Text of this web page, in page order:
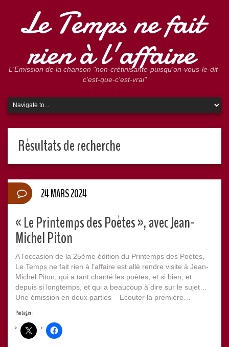
Le Temps ne fait
rien à l'affaire
L'Emission de la chanson "non-crétinisante-puisqu'on-vous-le-dit-
c'est-que-c'est-vrai"
Résultats de recherche
« Le Printemps des Poètes », avec Jean-
Michel Piton
A l’occasion de la 25ème édition du Printemps des Poètes,
Le Temps ne fait rien à l’affaire est allé rendre visite à Jean-
Michel Piton, qui a tant chanté les poètes, et si bien, et
depuis si longtemps, et qui a beaucoup à dire sur le sujet…
Une émission en deux parties Ecouter la première…
Partager :
24 MARS 2024